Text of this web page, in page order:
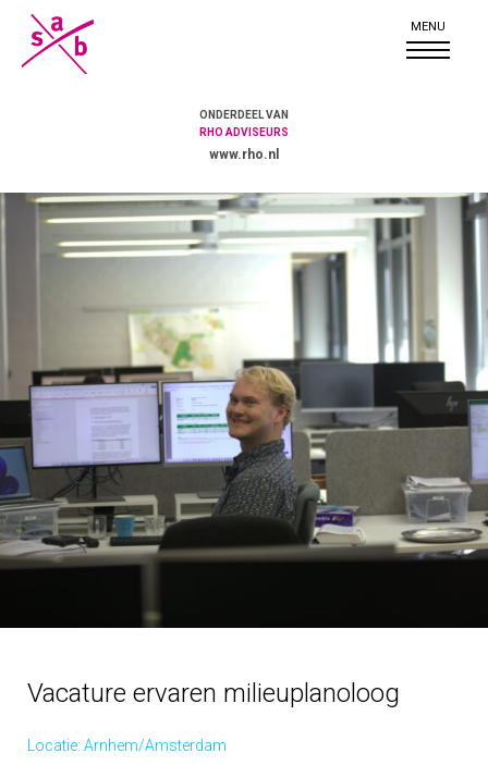
ONDERDEEL VAN
RHO ADVISEURS
www.rho.nl
Vacature ervaren milieuplanoloog
Locatie: Arnhem/Amsterdam